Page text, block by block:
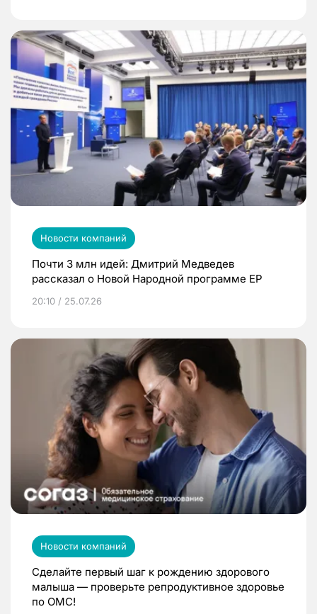
Новости компаний
Почти 3 млн идей: Дмитрий Медведев
рассказал о Новой Народной программе ЕР
20:10 / 25.07.26
Новости компаний
Сделайте первый шаг к рождению здорового
малыша — проверьте репродуктивное здоровье
по ОМС!